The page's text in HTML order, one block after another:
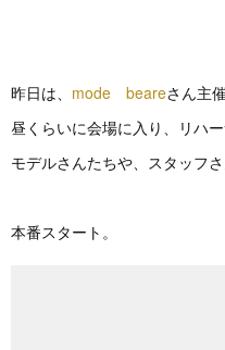
昨日は、 mode beareさん主
昼くらいに会場に入り、リハー
モデルさんたちや、スタッフ
本番スタート。